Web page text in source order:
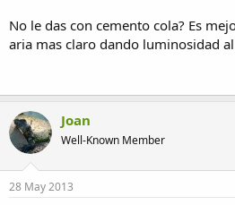
No le das con cemento cola? Es
aria mas claro dando luminosidad
Joan
Well-Known Member
28 May 2013